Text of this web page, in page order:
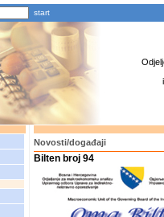
Novosti/događaji
Bilten broj 94